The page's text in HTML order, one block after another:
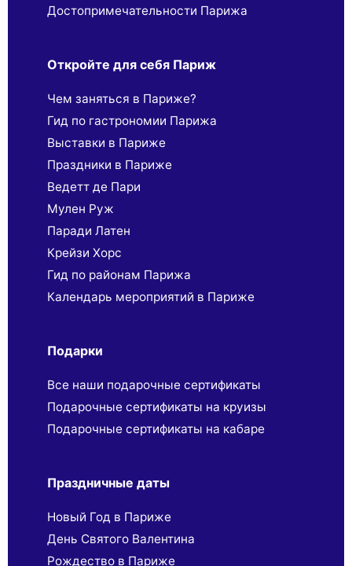
Достопримечательности Парижа
Откройте для себя Париж
Чем заняться в Париже?
Гид по гастрономии Парижа
Выставки в Париже
Праздники в Париже
Ведетт де Пари
Мулен Руж
Паради Латен
Крейзи Хорс
Гид по районам Парижа
Календарь мероприятий в Париже
Подарки
Все наши подарочные сертификаты
Подарочные сертификаты на круизы
Подарочные сертификаты на кабаре
Праздничные даты
Новый Год в Париже
День Святого Валентина
Рождество в Париже